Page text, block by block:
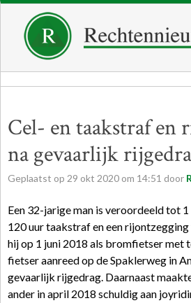
Cel- en taakstraf en
na gevaarlijk
Geplaatst op 29 okt 2020 om 14:51 door
Een 32-jarige man is veroordeeld tot
120 uur taakstraf en een
hij op 1 juni 2018 als bromfietser met
fietser aanreed op de Spaklerweg in
gevaarlijk rijgedrag. Daarnaast
ander in april 2018 schuldig aan